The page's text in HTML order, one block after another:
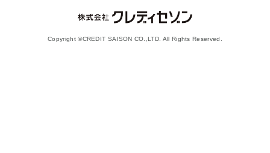
Copyright ©CREDIT SAISON CO.,LTD. All Rights Reserved.